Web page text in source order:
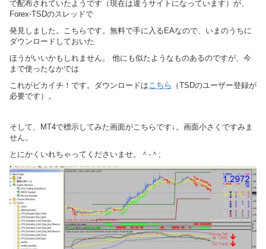
で配布されていたようです（現在は違うサイトになっています）が、
Forex-TSDのスレッドで
発見しました。こちらです。無料で手に入るEAなので、いまのうちに
ダウンロードしておいた
ほうがいいかもしれません。 他にも似たようなものあるのですが、今
まで使ったなかでは
これがピカイチ！です。ダウンロードはこちら （TSDのユーザー登録が
必要です）。
そして、MT4で標示してみた画面がこちらです↓。画面小さくですみま
せん。
とにかくいれちゃってくださいませ。＾-＾;